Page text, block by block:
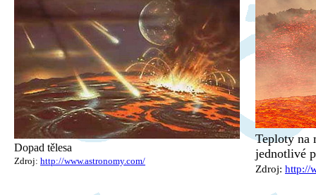
Dopad tělesa
Zdroj: http://www.astronomy.com/
Teploty na
jednotlivé
Zdroj: http://